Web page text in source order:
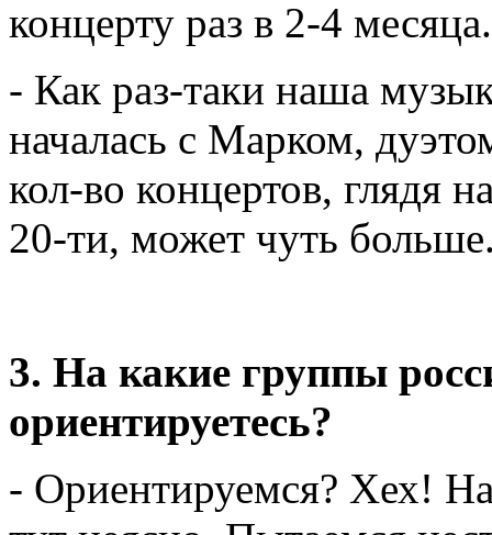
концерту раз в 2-4
- Как раз-таки наша
началась с Марком,
кол-во концертов, глядя
20-ти, может чуть
3. На какие группы
ориентируетесь?
- Ориентируемся? Хех!